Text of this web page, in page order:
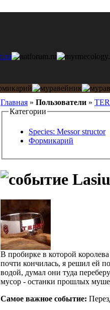
Главная » Пользователи »
Категории
Species: Messor structor
Формикарий
В пробирке в которой
почти кончилась, я решил ей
водой, думал они туда
мусор - останки прошлых
Самое важное событие: